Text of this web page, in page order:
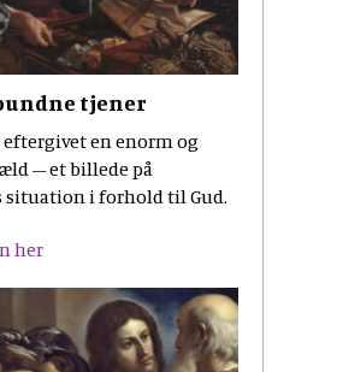
tjener
eftergivet en enorm og
– et billede på
situation i forhold til Gud.
her